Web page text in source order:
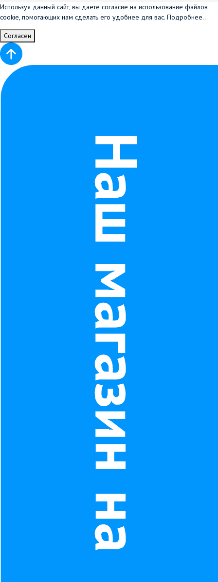
Используя данный сайт, вы даете согласие на использование файлов
cookie, помогающих нам сделать его удобнее для вас. Подробнее...
Согласен